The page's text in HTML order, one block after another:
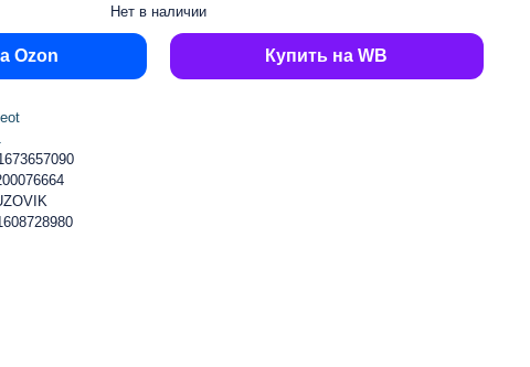
Нет в наличии
Ozon Купить на WB